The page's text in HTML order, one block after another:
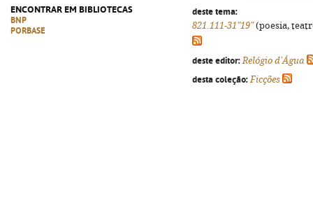
ENCONTRAR EM BIBLIOTECAS
BNP
PORBASE
deste tema:
821.111-31"19"(poesia,
deste editor: Relógio d'Água
desta coleção: Ficções